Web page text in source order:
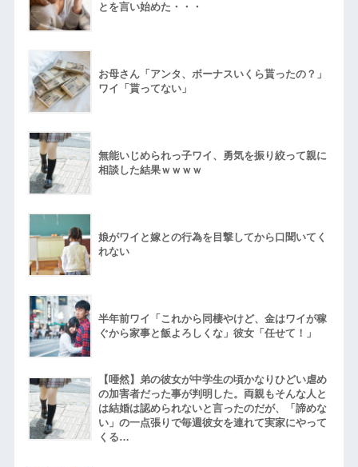
とを言い始めた・・・
お母さん「アンタ、ボーナスいくら貰ったの？」
ワイ「貰ってない」
無能いじめられっ子ワイ、勇気を振り絞って親に
相談した結果ｗｗｗｗ
娘がワイと嫁との行為を目撃してから口聞いてく
れない
半年前ワイ「これから同棲やけど、金はワイが稼
ぐから家事と飯よろしくな」彼女「任せて！」
【唖然】弟の彼女が中学生の頃かなりひどい虐め
の加害者だった事が判明した。両親もそんな人と
は結婚は認められないと言ったのだが、「諦めな
い」の一点張りで毎週彼女を連れて実家にやって
くる…